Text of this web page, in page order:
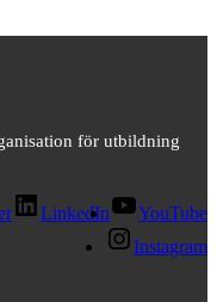
för utbildning
LinkedIn
YouTube
Instagram